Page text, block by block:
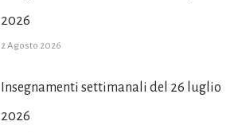
2026
2 Agosto 2026
Insegnamenti settimanali del 26 luglio
2026